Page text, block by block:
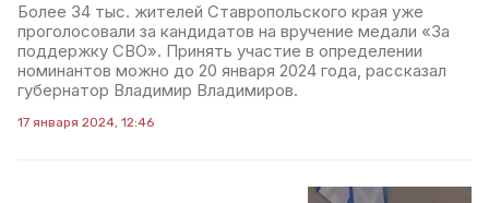
Более 34 тыс. жителей Ставропольского края уже
проголосовали за кандидатов на вручение медали «За
поддержку СВО». Принять участие в определении
номинантов можно до 20 января 2024 года, рассказал
губернатор Владимир Владимиров.
17 января 2024, 12:46